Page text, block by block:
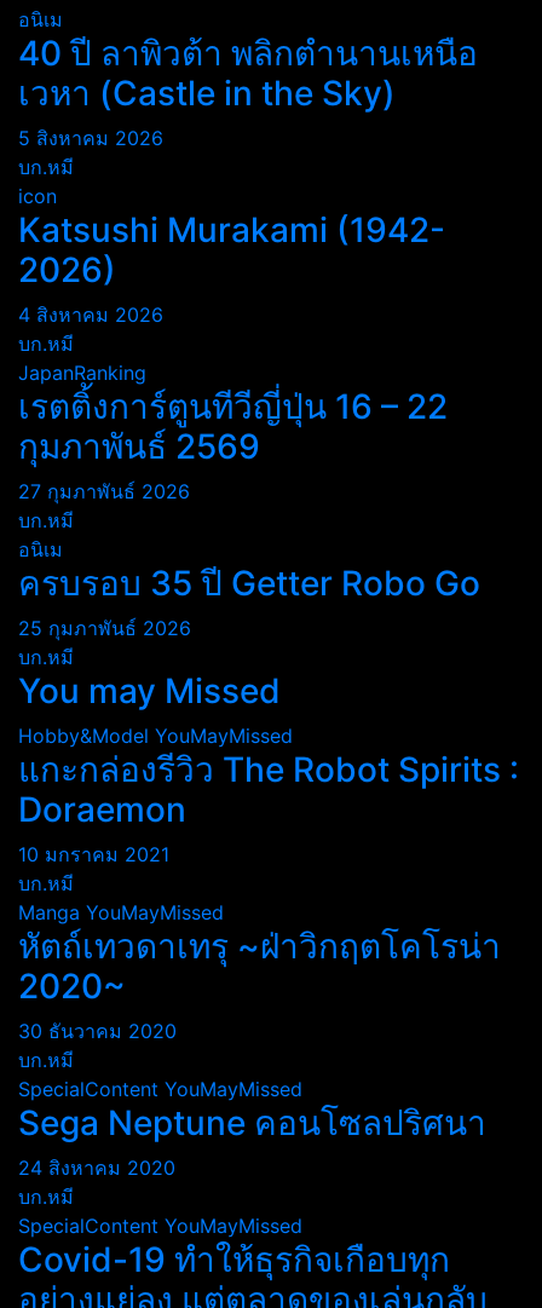
อนิเม
40 ปี ลาพิวต้า พลิกตำนานเหนือ
เวหา (Castle in the Sky)
5 สิงหาคม 2026
บก.หมี
icon
Katsushi Murakami (1942-
2026)
4 สิงหาคม 2026
บก.หมี
JapanRanking
เรตติ้งการ์ตูนทีวีญี่ปุ่น 16 – 22
กุมภาพันธ์ 2569
27 กุมภาพันธ์ 2026
บก.หมี
อนิเม
ครบรอบ 35 ปี Getter Robo Go
25 กุมภาพันธ์ 2026
บก.หมี
You may Missed
Hobby&Model YouMayMissed
แกะกล่องรีวิว The Robot Spirits :
Doraemon
10 มกราคม 2021
บก.หมี
Manga YouMayMissed
หัตถ์เทวดาเทรุ ~ฝ่าวิกฤตโคโรน่า
2020~
30 ธันวาคม 2020
บก.หมี
SpecialContent YouMayMissed
Sega Neptune คอนโซลปริศนา
24 สิงหาคม 2020
บก.หมี
SpecialContent YouMayMissed
Covid-19 ทำให้ธุรกิจเกือบทุก
อย่างแย่ลง แต่ตลาดของเล่นกลับ